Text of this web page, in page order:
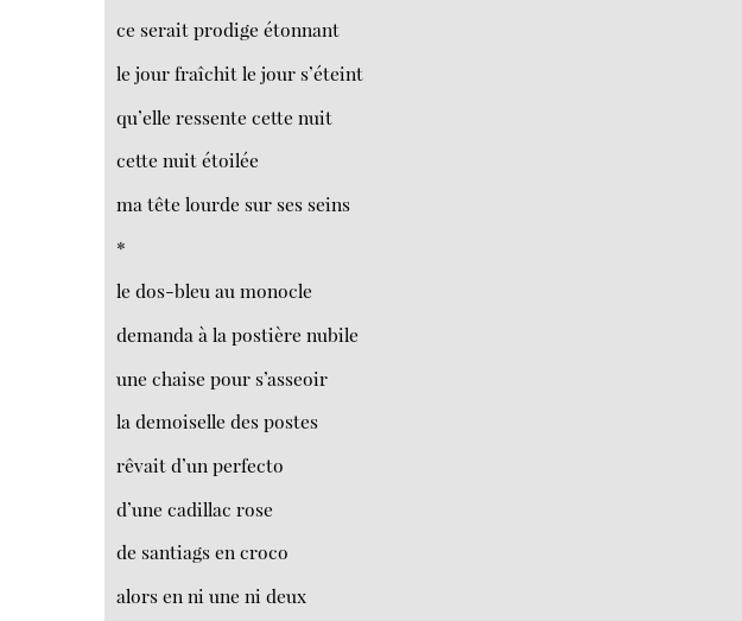
ce serait prodige étonnant
le jour fraîchit le jour s’éteint
qu’elle ressente cette nuit
cette nuit étoilée
ma tête lourde sur ses seins
*
le dos-bleu au monocle
demanda à la postière nubile
une chaise pour s’asseoir
la demoiselle des postes
rêvait d’un perfecto
d’une cadillac rose
de santiags en croco
alors en ni une ni deux